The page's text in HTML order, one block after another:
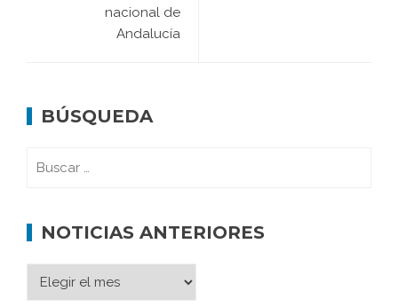
nacional de
Andalucía
BÚSQUEDA
NOTICIAS ANTERIORES